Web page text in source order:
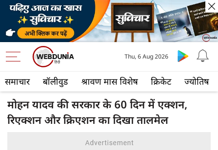
समाचार बॉलीवुड श्रावण मास विशेष क्रिकेट ज्योतिष
Thu, 6 Aug 2026
मोहन यादव की सरकार के 60 दिन में एक्शन,
रिएक्शन और क्रिएशन का दिखा तालमेल